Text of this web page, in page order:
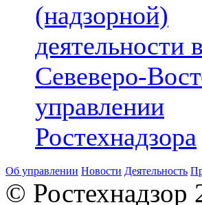
(надзорной)
деятельности в
Севеверо-
управлении
Ростехнадзора
Об управлении Новости Деятельность
©